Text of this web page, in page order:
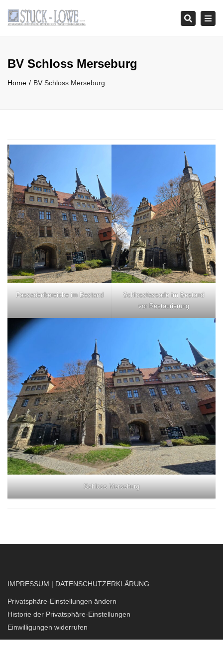
Search
BV Schloss Merseburg
Home BV Schloss Merseburg
Fassadenbereiche im Bestand
Schlossfassade im Bestand
vor Restaurierung
Schloss Merseburg
IMPRESSUM | DATENSCHUTZERKLÄRUNG
Privatsphäre-Einstellungen ändern
Historie der Privatsphäre-Einstellungen
Einwilligungen widerrufen